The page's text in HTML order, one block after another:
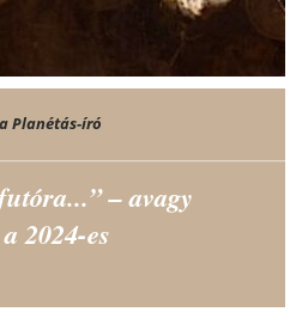
Planétás-író
– avagy
2024-es